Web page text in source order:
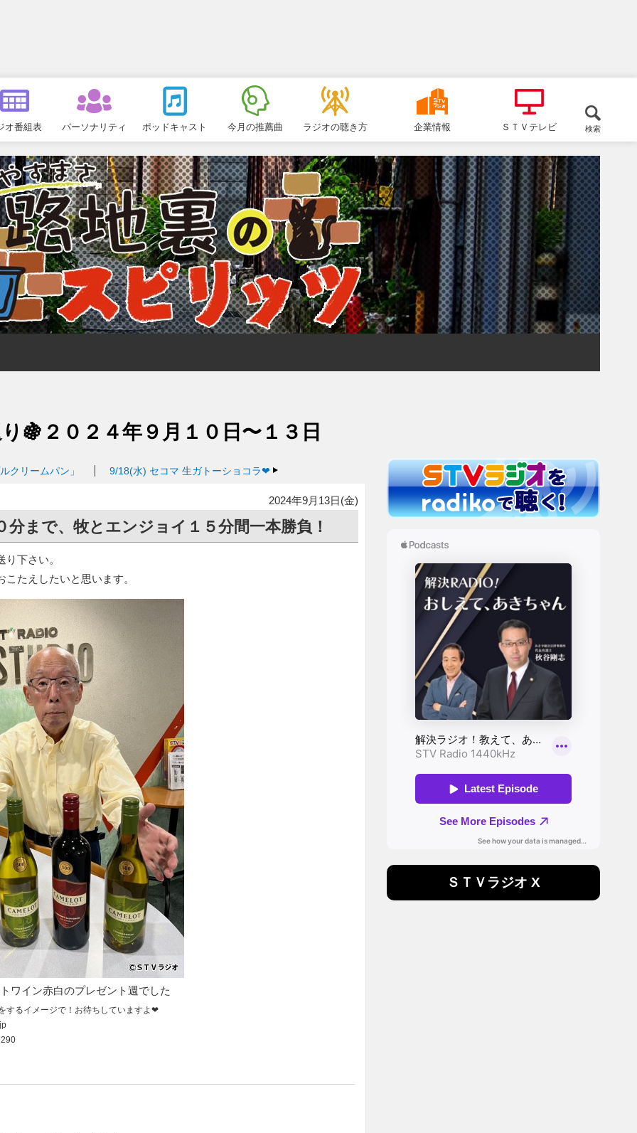
オ番組表 パーソナリティ ポッドキャスト 今月の推薦曲 ラジオの聴き方 企業情報 ＳＴＶテレビ 検索
🍇２０２４年９月１０日〜１３日
クリームパン」 9/18(水) セコマ 生ガトーショコラ❤
2024年9月13日(金)
まで、牧とエンジョイ１５分間一本勝負！
下さい。
たえしたいと思います。
ワイン赤白のプレゼント週でした
するイメージで！お待ちしていますよ❤
ＳＴＶラジオ X